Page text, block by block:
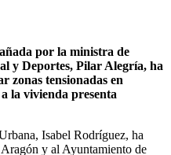
por la ministra de
y Deportes, Pilar Alegría, ha
zonas tensionadas en